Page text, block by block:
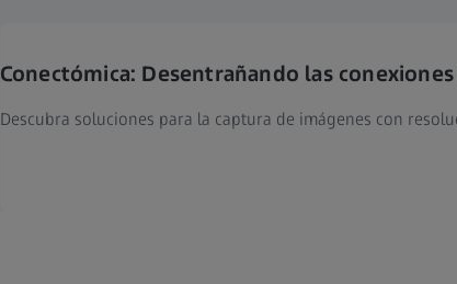
Conectómica: Desentrañando las
Descubra soluciones para la captura de imágenes con